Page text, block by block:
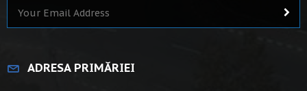
ADRESA PRIMĂRIEI